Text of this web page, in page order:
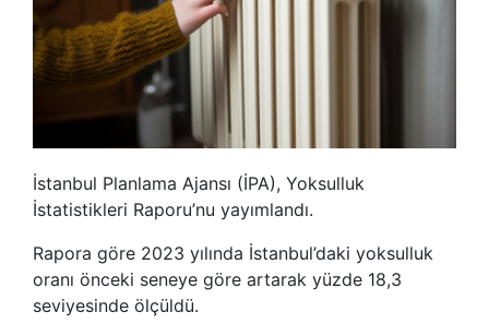
İstanbul Planlama Ajansı (İPA), Yoksulluk
İstatistikleri Raporu’nu yayımlandı.
Rapora göre 2023 yılında İstanbul’daki yoksulluk
oranı önceki seneye göre artarak yüzde 18,3
seviyesinde ölçüldü.